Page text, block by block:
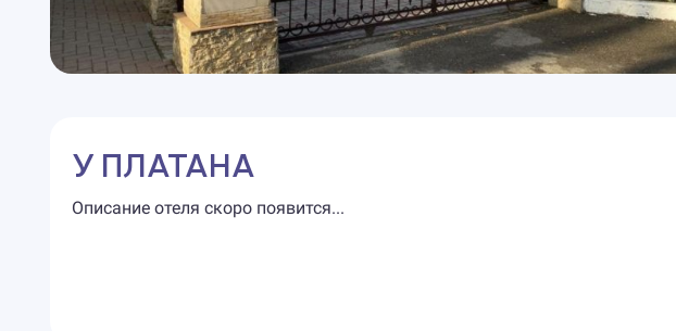
У ПЛАТАНА
Описание отеля скоро появится...